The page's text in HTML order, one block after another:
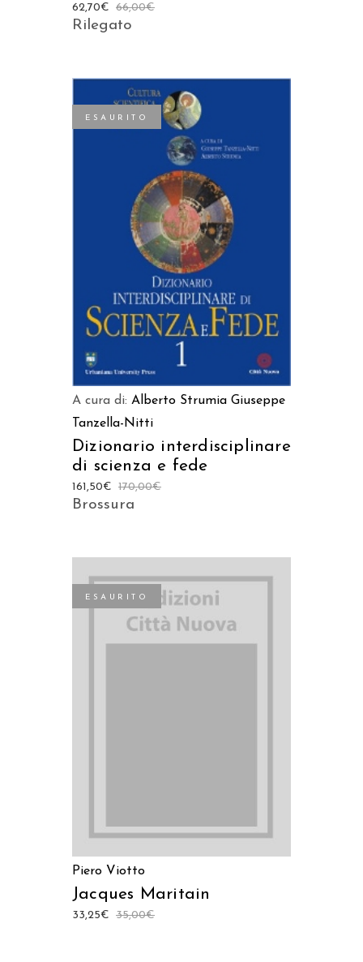
66,00€
62,70€
Rilegato
ESAURITO
LEGGI TUTTO
A cura di: Alberto Strumia Giuseppe
Tanzella-Nitti
Dizionario interdisciplinare
di scienza e fede
170,00€
161,50€
Brossura
ESAURITO
Piero Viotto
Jacques Maritain
35,00€
33,25€